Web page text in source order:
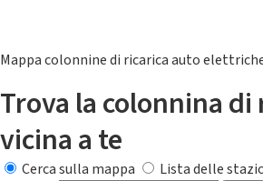
Mappa colonnine di ricarica auto
Trova la colonnina di
vicina a te
Cerca sulla mappa
Lista delle